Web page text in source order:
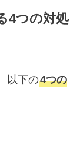
4つの対処
以下の4つの